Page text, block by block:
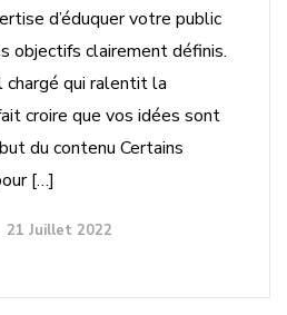
d’éduquer votre public
objectifs clairement définis.
chargé qui ralentit la
croire que vos idées sont
du contenu Certains
[…]
21 Juillet 2022